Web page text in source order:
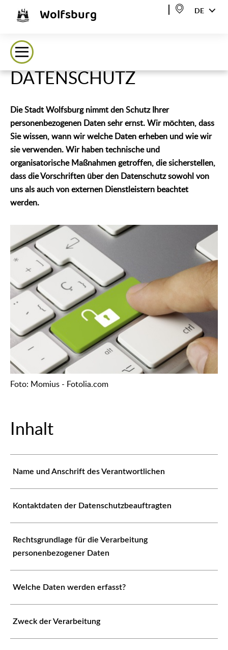
Wolfsburg DE
DATENSCHUTZ
Die Stadt Wolfsburg nimmt den Schutz Ihrer
personenbezogenen Daten sehr ernst. Wir möchten, dass
Sie wissen, wann wir welche Daten erheben und wie wir
sie verwenden. Wir haben technische und
organisatorische Maßnahmen getroffen, die sicherstellen,
dass die Vorschriften über den Datenschutz sowohl von
uns als auch von externen Dienstleistern beachtet
werden.
Foto: Momius - Fotolia.com
Inhalt
Name und Anschrift des Verantwortlichen
Kontaktdaten der Datenschutzbeauftragten
Rechtsgrundlage für die Verarbeitung
personenbezogener Daten
Welche Daten werden erfasst?
Zweck der Verarbeitung